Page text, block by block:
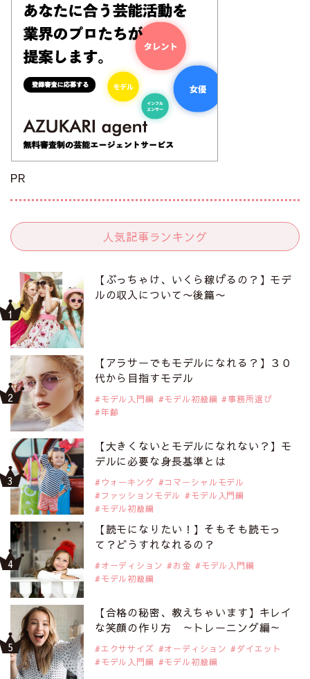
PR
人気記事ランキング
【ぶっちゃけ、いくら稼げるの？】モデ
ルの収入について〜後篇〜
【アラサーでもモデルになれる？】３０
代から目指すモデル
モデル入門編 モデル初級編
事務所選び
年齢
【大きくないとモデルになれない？】モ
デルに必要な身長基準とは
ウォーキング
コマーシャルモデル
ファッションモデル
モデル入門編
モデル初級編
【読モになりたい！】そもそも読モっ
て？どうすれなれるの？
オーディション お金
モデル入門編
モデル初級編
【合格の秘密、教えちゃいます】キレイ
な笑顔の作り方 ～トレーニング編～
エクササイズ オーディション
ダイエット
モデル入門編
モデル初級編